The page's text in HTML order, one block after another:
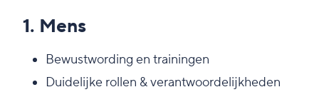
1. Mens
Bewustwording en trainingen
Duidelijke rollen & verantwoordelijkheden